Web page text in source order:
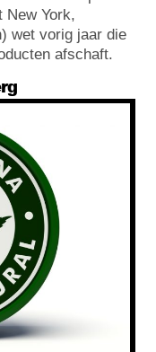
New York,
wet vorig jaar die
afschaft.